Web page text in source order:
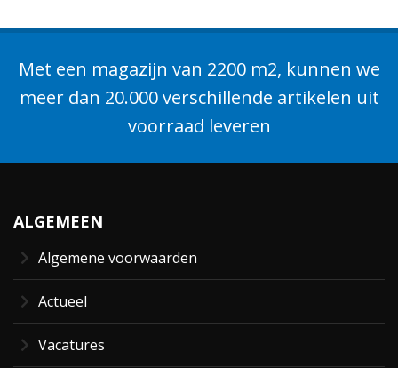
Met een magazijn van 2200 m2, kunnen we
meer dan 20.000 verschillende artikelen uit
voorraad leveren
ALGEMEEN
Algemene voorwaarden
Actueel
Vacatures